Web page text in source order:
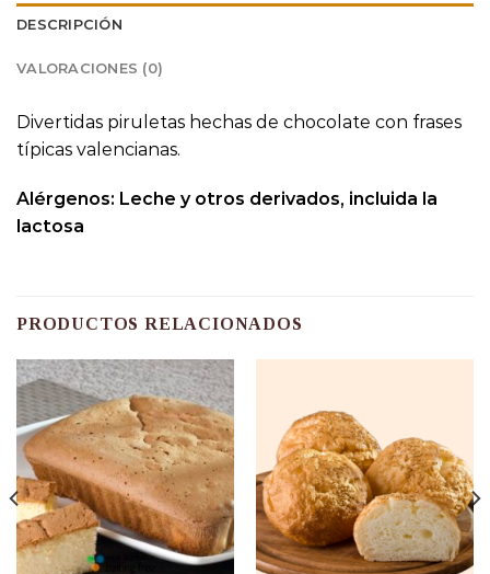
DESCRIPCIÓN
VALORACIONES (0)
Divertidas piruletas hechas de chocolate con frases
típicas valencianas.
Alérgenos: Leche y otros derivados, incluida la
lactosa
PRODUCTOS RELACIONADOS